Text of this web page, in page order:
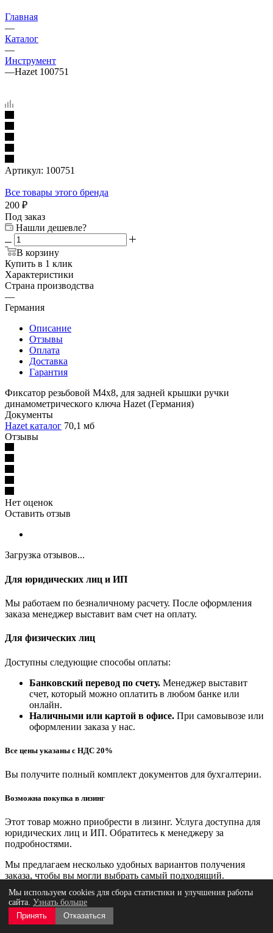
Главная
—
Каталог
—
Инструмент
—Hazet 100751
Артикул: 100751
Все товары этого бренда
200 ₽
Под заказ
Нашли дешевле?
В корзину
Купить в 1 клик
Характеристики
Страна производства
—
Германия
Описание
Отзывы
Оплата
Доставка
Гарантия
Фиксатор резьбовой М4х8, для задней крышки ручки
динамометрического ключа Hazet (Германия)
Документы
Hazet каталог 70,1 мб
Отзывы
Нет оценок
Оставить отзыв
Загрузка отзывов...
Для юридических лиц и ИП
Мы работаем по безналичному расчету. После оформления
заказа менеджер выставит вам счет на оплату.
Для физических лиц
Доступны следующие способы оплаты:
Банковский перевод по счету. Менеджер выставит
счет, который можно оплатить в любом банке или
онлайн.
Наличными или картой в офисе. При самовывозе или
оформлении заказа у нас.
Все цены указаны с НДС 20%
Вы получите полный комплект документов для бухгалтерии.
Возможна покупка в лизинг
Этот товар можно приобрести в лизинг. Услуга доступна для
юридических лиц и ИП. Обратитесь к менеджеру за
подробностями.
Мы предлагаем несколько удобных вариантов получения
заказа, чтобы вы могли выбрать самый подходящий.
Самовывоз (бесплатно)
Вы можете забрать заказ с одной из наших площадок,
Мы используем cookies для сбора статистики и улучшения работы
сайта. Узнать больше
Принять
Отказаться